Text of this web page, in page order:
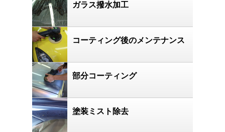
ガラス撥水加工
コーティング後のメンテナンス
部分コーティング
塗装ミスト除去